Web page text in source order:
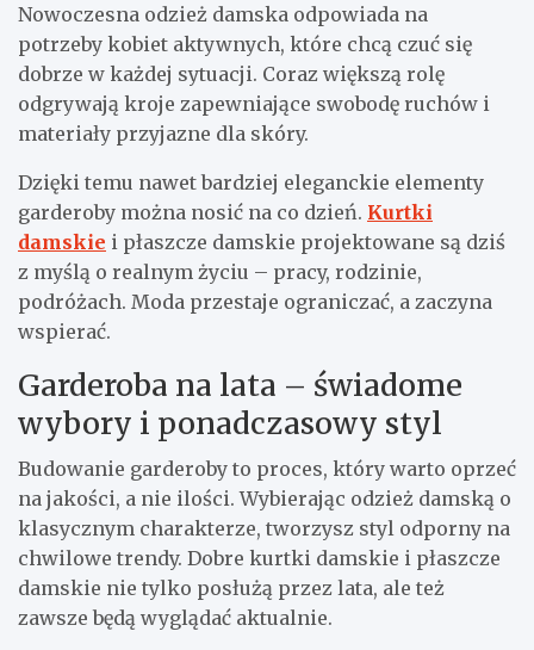
Nowoczesna odzież damska odpowiada na
potrzeby kobiet aktywnych, które chcą czuć się
dobrze w każdej sytuacji. Coraz większą rolę
odgrywają kroje zapewniające swobodę ruchów i
materiały przyjazne dla skóry.
Dzięki temu nawet bardziej eleganckie elementy
garderoby można nosić na co dzień. Kurtki
damskie i płaszcze damskie projektowane są dziś
z myślą o realnym życiu – pracy, rodzinie,
podróżach. Moda przestaje ograniczać, a zaczyna
wspierać.
Garderoba na lata – świadome
wybory i ponadczasowy styl
Budowanie garderoby to proces, który warto oprzeć
na jakości, a nie ilości. Wybierając odzież damską o
klasycznym charakterze, tworzysz styl odporny na
chwilowe trendy. Dobre kurtki damskie i płaszcze
damskie nie tylko posłużą przez lata, ale też
zawsze będą wyglądać aktualnie.